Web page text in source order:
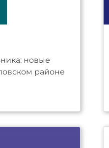
новые
районе